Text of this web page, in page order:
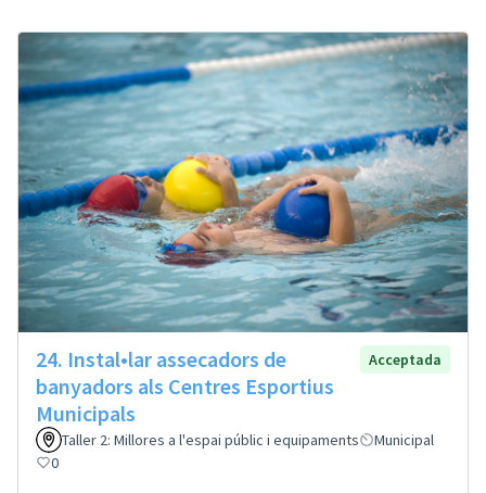
24. Instal•lar assecadors de
banyadors als Centres Esportius
Municipals
Acceptada
Taller 2: Millores a l'espai públic i equipaments
Municipal
0